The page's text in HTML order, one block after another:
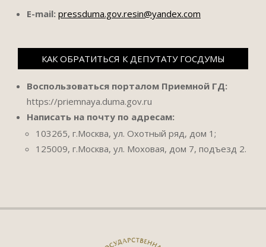
E-mail: pressduma.gov.resin@yandex.com
КАК ОБРАТИТЬСЯ К ДЕПУТАТУ ГОСДУМЫ
Воспользоваться порталом Приемной ГД:
https://priemnaya.duma.gov.ru
Написать на почту по адресам:
103265, г.Москва, ул. Охотный ряд, дом 1;
125009, г.Москва, ул. Моховая, дом 7, подъезд 2.